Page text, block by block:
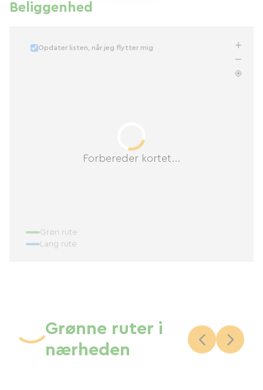
Beliggenhed
Forbereder kortet...
Opdater listen, når jeg flytter mig
Grøn rute
Lang rute
Grønne ruter i
nærheden